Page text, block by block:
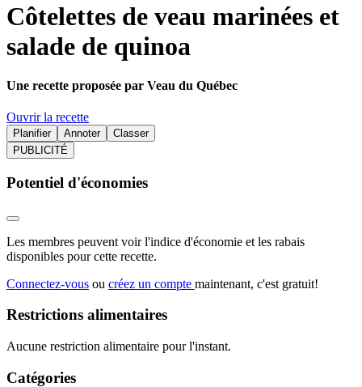
Côtelettes de veau marinées et
salade de quinoa
Une recette proposée par Veau du Québec
Ouvrir la recette
Planifier Annoter
Classer
PUBLICITÉ
Potentiel d'économies
Les membres peuvent voir l'indice d'économie et les rabais
disponibles pour cette recette.
Connectez-vous ou créez un compte maintenant, c'est gratuit!
Restrictions alimentaires
Aucune restriction alimentaire pour l'instant.
Catégories